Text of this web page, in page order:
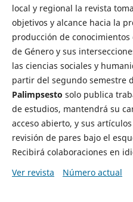
local y regional la revista
objetivos y alcance hacia la
producción de
de Género y sus
las ciencias sociales y
partir del segundo semestre
Palimpsesto solo publica
de estudios, mantendrá su
acceso abierto, y sus
revisión de pares bajo el
Recibirá colaboraciones en
Ver revista
Número actual